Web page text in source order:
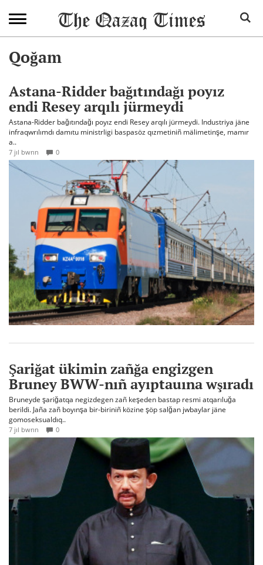
Qoğam
Astana-Ridder bağıtındağı poyız
endi Resey arqılı jürmeydi
Astana-Ridder bağıtındağı poyız endi Resey arqılı jürmeydi. Industriya jäne
infraqwrılımdı damıtu ministrligi baspasöz qızmetiniñ mälimetinşe, mamır
a..
7 jıl bwrın 0
Şariğat ükimin zañğa engizgen
Bruney BWW-nıñ ayıptauına wşıradı
Bruneyde şariğatqa negizdegen zañ keşeden bastap resmi atqarıluğa
berildi. Jaña zañ boyınşa bir-biriniñ közine şöp salğan jwbaylar jäne
gomoseksualdıq..
7 jıl bwrın 0